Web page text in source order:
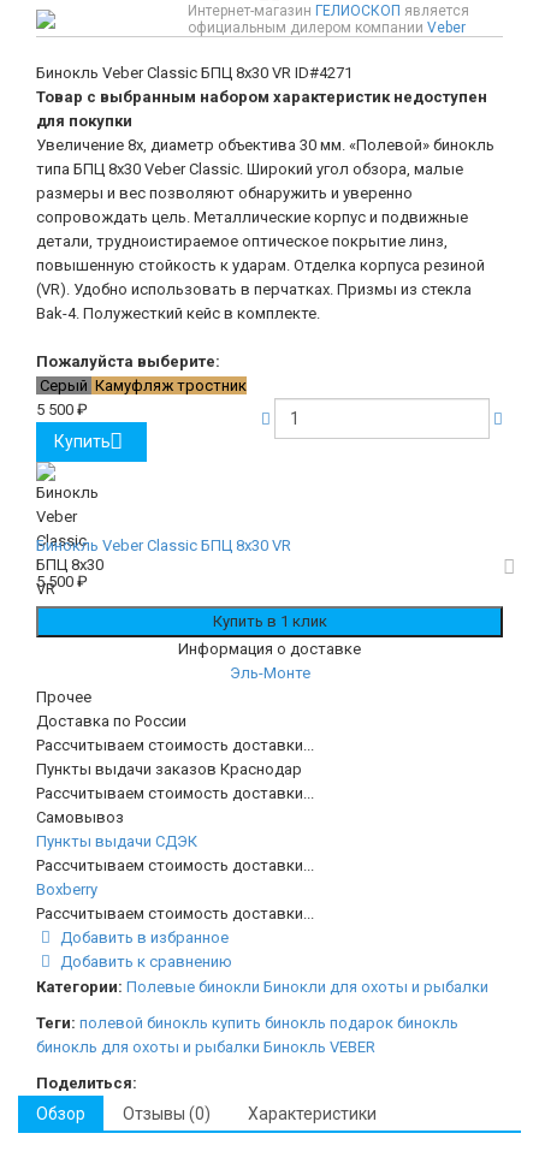
Интернет-магазин ГЕЛИОСКОП является
официальным дилером компании Veber
Бинокль Veber Classic БПЦ 8x30 VR ID#4271
Товар с выбранным набором характеристик недоступен
для покупки
Увеличение 8х, диаметр объектива 30 мм. «Полевой» бинокль
типа БПЦ 8x30 Veber Classic. Широкий угол обзора, малые
размеры и вес позволяют обнаружить и уверенно
сопровождать цель. Металлические корпус и подвижные
детали, трудноистираемое оптическое покрытие линз,
повышенную стойкость к ударам. Отделка корпуса резиной
(VR). Удобно использовать в перчатках. Призмы из стекла
Bak-4. Полужесткий кейс в комплекте.
Пожалуйста выберите:
Серый Камуфляж тростник
5 500 ₽
Купить
Бинокль Veber Classic БПЦ 8x30 VR
5 500 ₽
Информация о доставке
Эль-Монте
Прочее
Доставка по России
Рассчитываем стоимость доставки...
Пункты выдачи заказов Краснодар
Рассчитываем стоимость доставки...
Самовывоз
Пункты выдачи СДЭК
Рассчитываем стоимость доставки...
Boxberry
Рассчитываем стоимость доставки...
Добавить в избранное
Добавить к сравнению
Категории: Полевые бинокли Бинокли для охоты и рыбалки
Теги: полевой бинокль купить бинокль подарок бинокль
бинокль для охоты и рыбалки Бинокль VEBER
Поделиться:
Обзор Отзывы (0) Характеристики